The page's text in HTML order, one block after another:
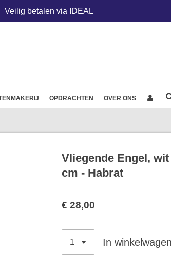
Veilig betalen via IDEAL
OPDRACHTEN OVER ONS
Vliegende Engel,
cm - Habrat
€ 28,00
In winkelwagen